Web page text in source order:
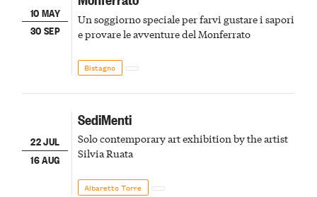
10 MAY
30 SEP
Un soggiorno speciale per farvi gustare i sapori
e provare le avventure del Monferrato
Bistagno
22 JUL
16 AUG
SediMenti
Solo contemporary art exhibition by the artist
Silvia Ruata
Albaretto Torre